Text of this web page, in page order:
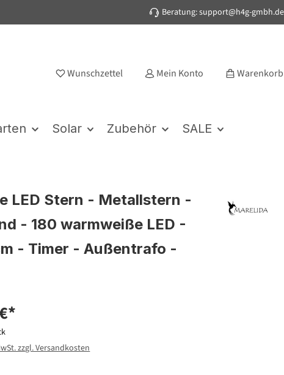
Beratung: support@h4g-gmbh.de
Wunschzettel Mein Konto Warenkorb
Solar Zubehör SALE
LED Stern - Metallstern -
- 180 warmweiße LED -
- Timer - Außentrafo -
zzgl. Versandkosten